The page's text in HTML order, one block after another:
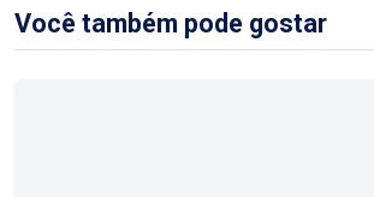
Você também pode gostar